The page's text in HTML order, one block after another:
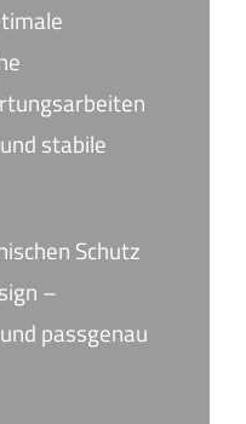
stabile
Schutz
–
passgenau